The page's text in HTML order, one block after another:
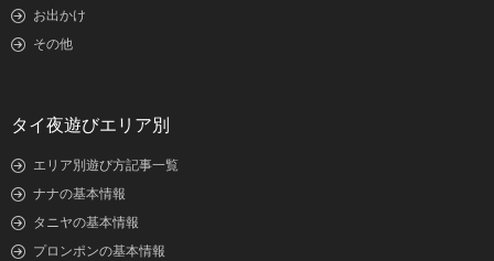
お出かけ
その他
タイ夜遊びエリア別
エリア別遊び方記事一覧
ナナの基本情報
タニヤの基本情報
プロンポンの基本情報